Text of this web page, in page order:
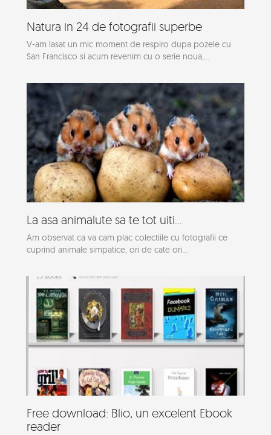
Natura in 24 de fotografii superbe
V-am lasat un mic moment de respiro dupa pozele cu
San Francisco si acum revenim cu o serie noua,...
La asa animalute sa te tot uiti...
Am observat ca va cam plac colectiile cu fotografii ce
cuprind animale simpatice, ori de cate ori...
Free download: Blio, un excelent Ebook
reader